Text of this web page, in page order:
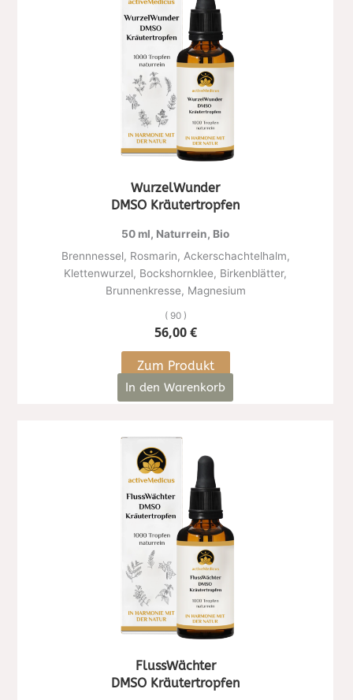
WurzelWunder
DMSO Kräutertropfen
50 ml, Naturrein, Bio
Brennnessel, Rosmarin, Ackerschachtelhalm,
Klettenwurzel, Bockshornklee, Birkenblätter,
Brunnenkresse, Magnesium
( 90 )
56,00€
Zum Produkt
In den Warenkorb
FlussWächter
DMSO Kräutertropfen